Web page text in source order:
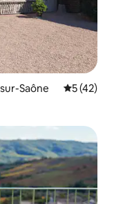
Saône Keskmine
5 (42)